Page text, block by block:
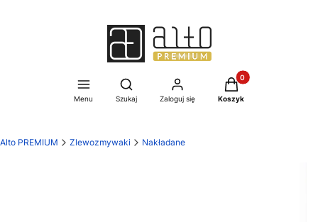
Menu
Otwórz wyszukiwarkę
Szukaj Zaloguj się
Produkty w
Koszyk
Alto PREMIUM Zlewozmywaki Nakładane